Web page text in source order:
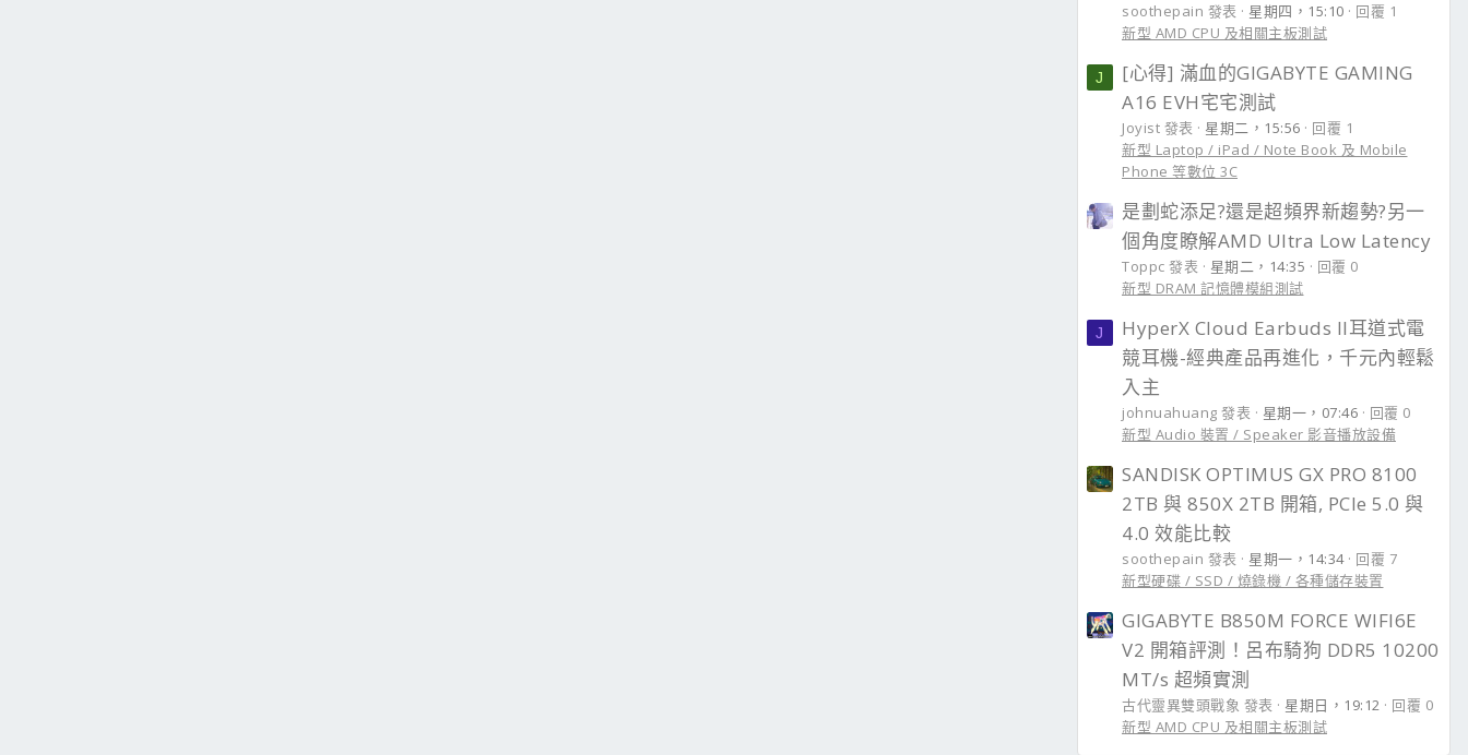
soothepain 發表 星期四，15:10
回覆 1
新型 AMD CPU 及相關主板測試
J
[心得] 滿血的GIGABYTE GAMING
A16 EVH宅宅測試
Joyist 發表 星期二，15:56
回覆 1
新型 Laptop / iPad / Note Book 及 Mobile
Phone 等數位 3C
是劃蛇添足?還是超頻界新趨勢?另一
個角度瞭解AMD Ultra Low Latency
Toppc 發表 星期二，14:35
回覆 0
新型 DRAM 記憶體模組測試
J
HyperX Cloud Earbuds II耳道式電
競耳機-經典產品再進化，千元內輕鬆
入主
johnuahuang 發表 星期一，07:46
回覆 0
新型 Audio 裝置 / Speaker 影音播放設備
SANDISK OPTIMUS GX PRO 8100
2TB 與 850X 2TB 開箱, PCIe 5.0 與
4.0 效能比較
soothepain 發表 星期一，14:34
回覆 7
新型硬碟 / SSD / 燒錄機 / 各種儲存裝置
GIGABYTE B850M FORCE WIFI6E
V2 開箱評測！呂布騎狗 DDR5 10200
MT/s 超頻實測
古代靈異雙頭戰象 發表 星期日，19:12
回覆 0
新型 AMD CPU 及相關主板測試